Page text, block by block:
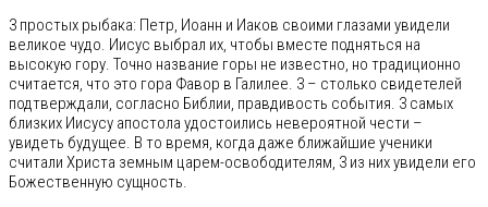
3 простых рыбака: Петр, Иоанн и Иаков своими глазами увидели
великое чудо. Иисус выбрал их, чтобы вместе подняться на
высокую гору. Точно название горы не известно, но традиционно
считается, что это гора Фавор в Галилее. 3 – столько свидетелей
подтверждали, согласно Библии, правдивость события. 3 самых
близких Иисусу апостола удостоились невероятной чести –
увидеть будущее. В то время, когда даже ближайшие ученики
считали Христа земным царем-освободителям, 3 из них увидели его
Божественную сущность.